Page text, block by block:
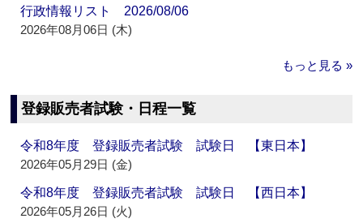
行政情報リスト 2026/08/06
2026年08月06日 (木)
もっと見る »
登録販売者試験・日程一覧
令和8年度 登録販売者試験 試験日 【東日本】
2026年05月29日 (金)
令和8年度 登録販売者試験 試験日 【西日本】
2026年05月26日 (火)